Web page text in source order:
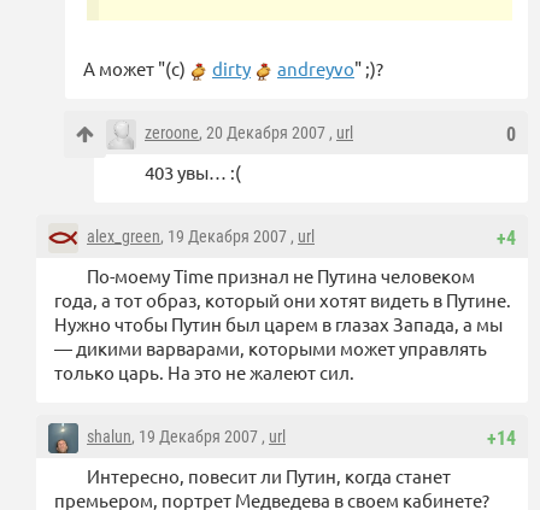
А может "(с) dirty andreyvo" ;)?
0
zeroone, 20 Декабря 2007 , url
403 увы… :(
+4
alex_green, 19 Декабря 2007 , url
По-моему Time признал не Путина человеком
года, а тот образ, который они хотят видеть в Путине.
Нужно чтобы Путин был царем в глазах Запада, а мы
— дикими варварами, которыми может управлять
только царь. На это не жалеют сил.
+14
shalun, 19 Декабря 2007 , url
Интересно, повесит ли Путин, когда станет
премьером, портрет Медведева в своем кабинете?